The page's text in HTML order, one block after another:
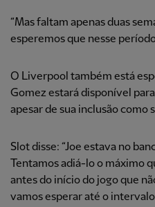
“Mas faltam apenas duas
esperemos que nesse
O Liverpool também está
Gomez estará disponível
apesar de sua inclusão como
Slot disse: “Joe estava no
Tentamos adiá-lo o máximo
antes do início do jogo que
vamos esperar até o